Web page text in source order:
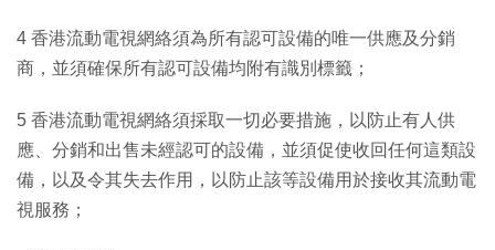
4 香港流動電視網絡須為所有認可設備的唯一供應及分銷
商，並須確保所有認可設備均附有識別標籤；
5 香港流動電視網絡須採取一切必要措施，以防止有人供
應、分銷和出售未經認可的設備，並須促使收回任何這類設
備，以及令其失去作用，以防止該等設備用於接收其流動電
視服務；